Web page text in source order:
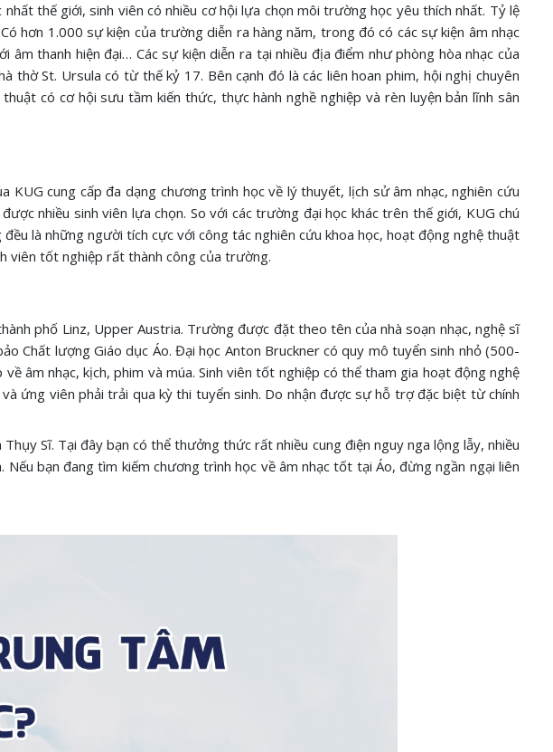
thế giới, sinh viên có nhiều cơ hội lựa chọn môi trường học yêu thích nhất. Tỷ lệ
hơn 1.000 sự kiện của trường diễn ra hàng năm, trong đó có các sự kiện âm nhạc
thanh hiện đại… Các sự kiện diễn ra tại nhiều địa điểm như phòng hòa nhạc của
St. Ursula có từ thế kỷ 17. Bên cạnh đó là các liên hoan phim, hội nghị chuyên
có cơ hội sưu tầm kiến thức, thực hành nghề nghiệp và rèn luyện bản lĩnh sân
cung cấp đa dạng chương trình học về lý thuyết, lịch sử âm nhạc, nghiên cứu
nhiều sinh viên lựa chọn. So với các trường đại học khác trên thế giới, KUG chú
là những người tích cực với công tác nghiên cứu khoa học, hoạt động nghệ thuật
viên tốt nghiệp rất thành công của trường.
phố Linz, Upper Austria. Trường được đặt theo tên của nhà soạn nhạc, nghệ sĩ
Chất lượng Giáo dục Áo. Đại học Anton Bruckner có quy mô tuyển sinh nhỏ (500-
âm nhạc, kịch, phim và múa. Sinh viên tốt nghiệp có thể tham gia hoạt động nghệ
ứng viên phải trải qua kỳ thi tuyển sinh. Do nhận được sự hỗ trợ đặc biệt từ chính
Sĩ. Tại đây bạn có thể thưởng thức rất nhiều cung điện nguy nga lộng lẫy, nhiều
bạn đang tìm kiếm chương trình học về âm nhạc tốt tại Áo, đừng ngần ngại liên